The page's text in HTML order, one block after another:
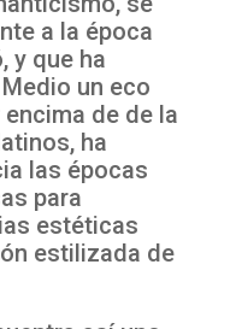
a la época
y que ha
un eco
de de la
ha
las épocas
para
estéticas
estilizada de